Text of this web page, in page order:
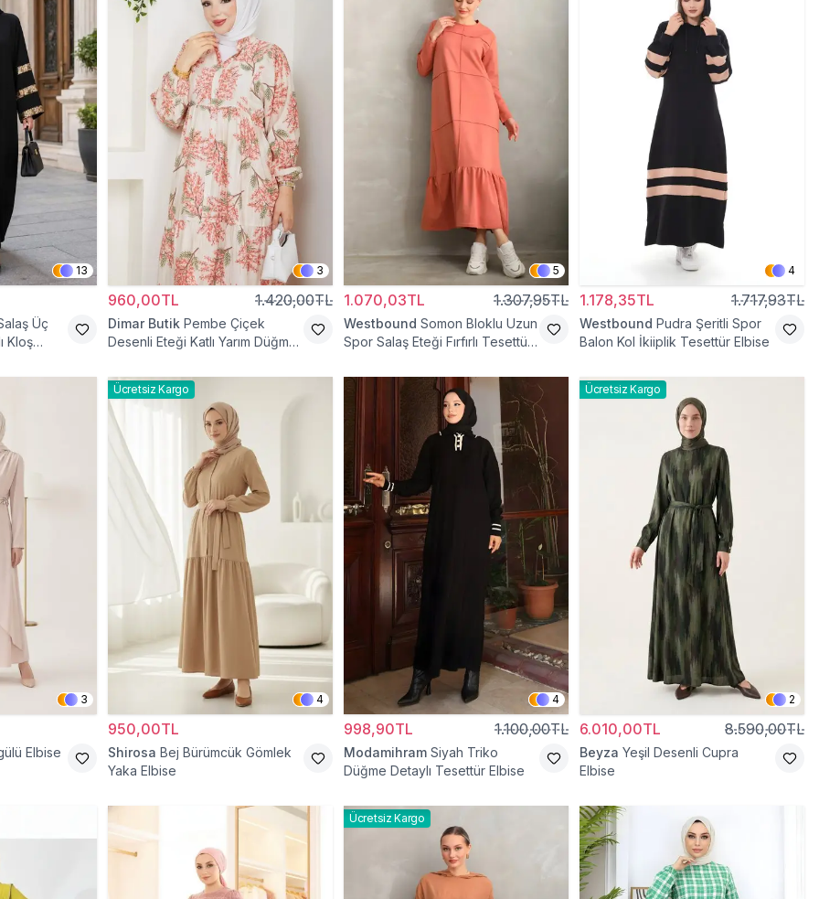
13
Üç
Kloş
3
960,00TL 1.420,00TL
Dimar Butik Pembe Çiçek
Desenli Eteği Katlı Yarım Düğmeli
5
1.070,03TL 1.307,95TL
Westbound Somon Bloklu Uzun
Spor Salaş Eteği Fırfırlı Tesettür
4
1.178,35TL 1.717,93TL
Westbound Pudra Şeritli Spor
Balon Kol İkiiplik Tesettür Elbise
3
Elbise
Ücretsiz Kargo
4
950,00TL
Shirosa Bej Bürümcük Gömlek
Yaka Elbise
4
998,90TL 1.100,00TL
Modamihram Siyah Triko
Düğme Detaylı Tesettür Elbise
Ücretsiz Kargo
2
6.010,00TL 8.590,00TL
Beyza Yeşil Desenli Cupra
Elbise
Ücretsiz Kargo